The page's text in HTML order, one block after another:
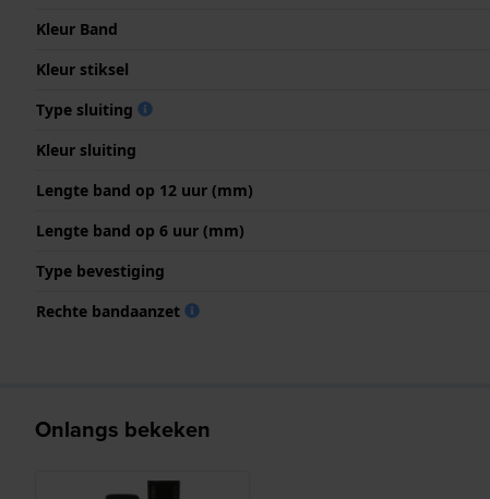
Kleur Band
Kleur stiksel
Type sluiting
Kleur sluiting
Lengte band op 12 uur (mm)
Lengte band op 6 uur (mm)
Type bevestiging
Rechte bandaanzet
Onlangs bekeken